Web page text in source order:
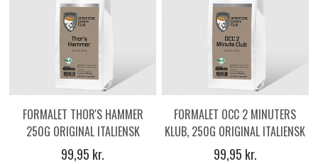
FORMALET THOR'S HAMMER
250G ORIGINAL ITALIENSK
ESPRESSOKAFFE
99,95 kr.
FORMALET OCC 2 MINUTERS
KLUB, 250G ORIGINAL ITALIENSK
ESPRESSO KAFFE
99,95 kr.